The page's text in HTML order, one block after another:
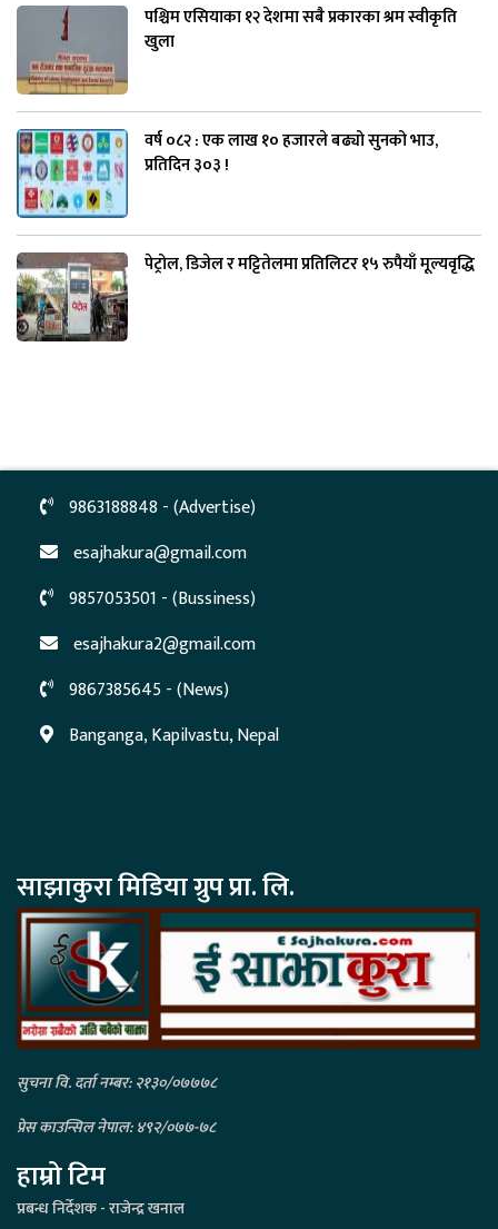
पश्चिम एसियाका १२ देशमा सबै प्रकारका श्रम स्वीकृति
खुला
वर्ष ०८२ : एक लाख १० हजारले बढ्यो सुनको भाउ,
प्रतिदिन ३०३ !
पेट्रोल, डिजेल र मट्टितेलमा प्रतिलिटर १५ रुपैयाँ मूल्यवृद्धि
9863188848 - (Advertise)
esajhakura@gmail.com
9857053501 - (Bussiness)
esajhakura2@gmail.com
9867385645 - (News)
Banganga, Kapilvastu, Nepal
साझाकुरा मिडिया ग्रुप प्रा. लि.
सुचना वि. दर्ता नम्बर: २१३०/०७७७८
प्रेस काउन्सिल नेपाल: ४९२/०७७-७८
हाम्रो टिम
प्रबन्ध निर्देशक - राजेन्द्र खनाल